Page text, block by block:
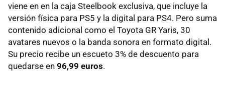
viene en en la caja Steelbook exclusiva, que incluye la
versión física para PS5 y la digital para PS4. Pero suma
contenido adicional como el Toyota GR Yaris, 30
avatares nuevos o la banda sonora en formato digital.
Su precio recibe un escueto 3% de descuento para
quedarse en 96,99 euros.